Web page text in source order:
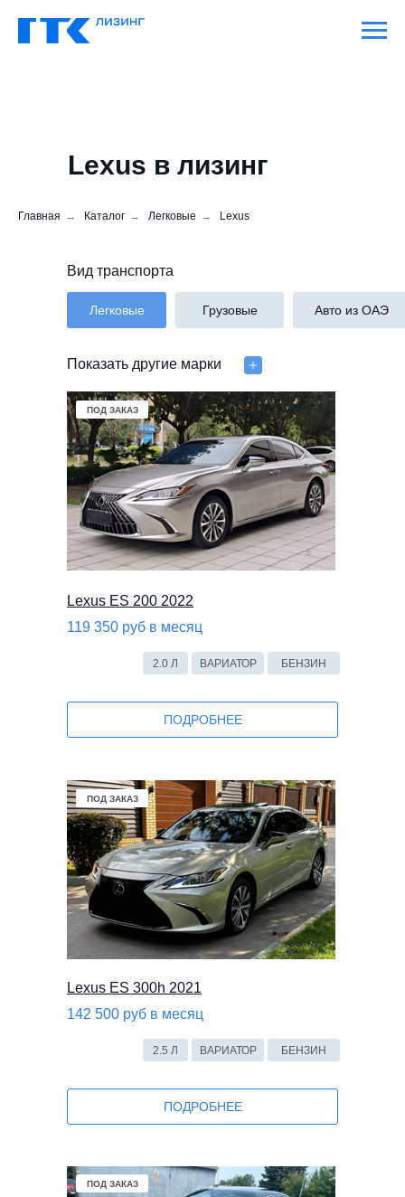
Lexus в лизинг
Главная → Каталог → Легковые → Lexus
Вид транспорта
Легковые Грузовые Авто из ОАЭ
Показать другие марки
Mercedes-Benz Volkswagen
Lexus ES 200 2022
119 350 руб в месяц
2.0 Л ВАРИАТОР БЕНЗИН
Lexus ES 300h 2021
142 500 руб в месяц
2.5 Л ВАРИАТОР БЕНЗИН
ПОДРОБНЕЕ
ПОДРОБНЕЕ
В НАЛИЧИИ
В НАЛИЧИИ
ПОД ЗАКАЗ
ПОД ЗАКАЗ
ПОД ЗАКАЗ